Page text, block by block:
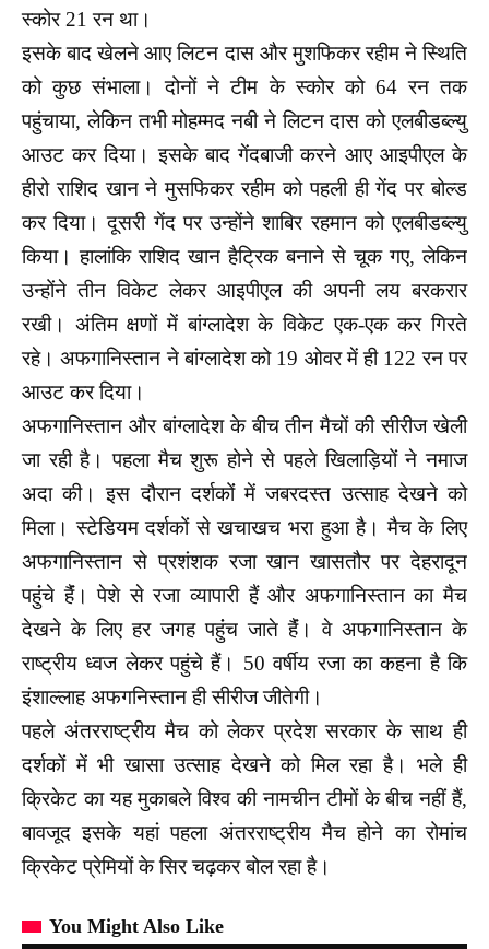
स्कोर 21 रन था।
इसके बाद खेलने आए लिटन दास और मुशफिकर रहीम ने स्थिति
को कुछ संभाला। दोनों ने टीम के स्कोर को 64 रन तक
पहुंचाया, लेकिन तभी मोहम्मद नबी ने लिटन दास को एलबीडब्ल्यु
आउट कर दिया। इसके बाद गेंदबाजी करने आए आइपीएल के
हीरो राशिद खान ने मुसफिकर रहीम को पहली ही गेंद पर बोल्ड
कर दिया। दूसरी गेंद पर उन्होंने शाबिर रहमान को एलबीडब्ल्यु
किया। हालांकि राशिद खान हैट्रिक बनाने से चूक गए, लेकिन
उन्होंने तीन विकेट लेकर आइपीएल की अपनी लय बरकरार
रखी। अंतिम क्षणों में बांग्लादेश के विकेट एक-एक कर गिरते
रहे। अफगानिस्तान ने बांग्लादेश को 19 ओवर में ही 122 रन पर
आउट कर दिया।
अफगानिस्तान और बांग्लादेश के बीच तीन मैचों की सीरीज खेली
जा रही है। पहला मैच शुरू होने से पहले खिलाड़ियों ने नमाज
अदा की। इस दौरान दर्शकोंं में जबरदस्त उत्साह देखने को
मिला। स्टेडियम दर्शकों से खचाखच भरा हुआ है। मैच के लिए
अफगानिस्तान से प्रशंशक रजा खान खासतौर पर देहरादून
पहुंंचे हैंं। पेशे से रजा व्यापारी हैं और अफगानिस्तान का मैच
देखने के लिए हर जगह पहुंंच जाते हैंं। वे अफगानिस्तान के
राष्ट्रीय ध्वज लेकर पहुंचे हैं। 50 वर्षीय रजा का कहना है कि
इंशाल्लाह अफगनिस्तान ही सीरीज जीतेगी।
पहले अंतरराष्ट्रीय मैच को लेकर प्रदेश सरकार के साथ ही
दर्शकों में भी खासा उत्साह देखने को मिल रहा है। भले ही
क्रिकेट का यह मुकाबले विश्व की नामचीन टीमों के बीच नहीं हैं,
बावजूद इसके यहां पहला अंतरराष्ट्रीय मैच होने का रोमांच
क्रिकेट प्रेमियों के सिर चढ़कर बोल रहा है।
You Might Also Like